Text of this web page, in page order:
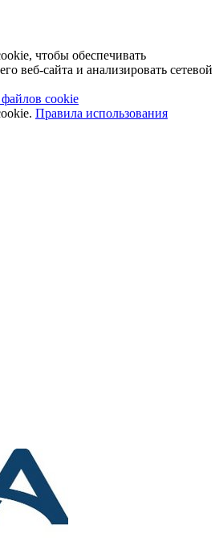
чтобы обеспечивать
веб-сайта и анализировать сетевой
cookie
Правила использования